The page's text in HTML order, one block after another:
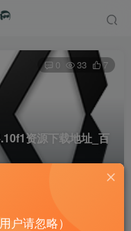
资源下载地址_百
0 33 7
关注
户请忽略）